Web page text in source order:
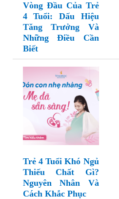
Vòng Đầu Của Trẻ
4 Tuổi: Dấu Hiệu
Tăng Trưởng Và
Những Điều Cần
Biết
Trẻ 4 Tuổi Khó Ngủ
Thiếu Chất Gì?
Nguyên Nhân Và
Cách Khắc Phục